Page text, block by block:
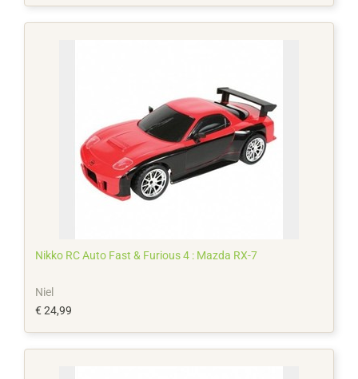
Nikko RC Auto Fast & Furious 4 : Mazda RX-7
Niel
€ 24,99